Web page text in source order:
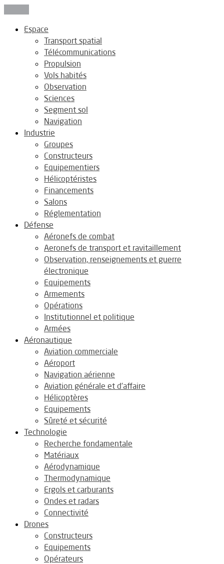
Espace
Transport spatial
Télécommunications
Propulsion
Vols habités
Observation
Sciences
Segment sol
Navigation
Industrie
Groupes
Constructeurs
Equipementiers
Hélicoptéristes
Financements
Salons
Réglementation
Défense
Aéronefs de combat
Aeronefs de transport et ravitaillement
Observation, renseignements et guerre
électronique
Equipements
Armements
Opérations
Institutionnel et politique
Armées
Aéronautique
Aviation commerciale
Aéroport
Navigation aérienne
Aviation générale et d’affaire
Hélicoptères
Equipements
Sûreté et sécurité
Technologie
Recherche fondamentale
Matériaux
Aérodynamique
Thermodynamique
Ergols et carburants
Ondes et radars
Connectivité
Drones
Constructeurs
Equipements
Opérateurs